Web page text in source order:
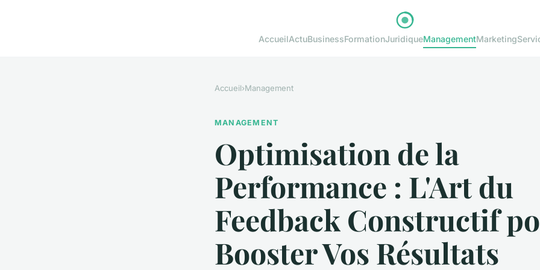
AccueilActuBusinessFormationJuridiqueManagementMarketing
Accueil›Management
MANAGEMENT
Optimisation de la
Performance : L'Art du
Feedback Constructif
Booster Vos Résultats